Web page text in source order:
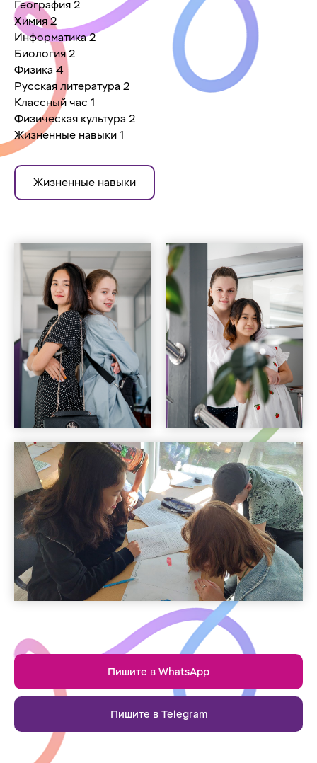
География 2
Химия 2
Информатика 2
Биология 2
Физика 4
Русская литература 2
Классный час 1
Физическая культура 2
Жизненные навыки 1
Жизненные навыки
Пишите в WhatsApp
Пишите в Telegram